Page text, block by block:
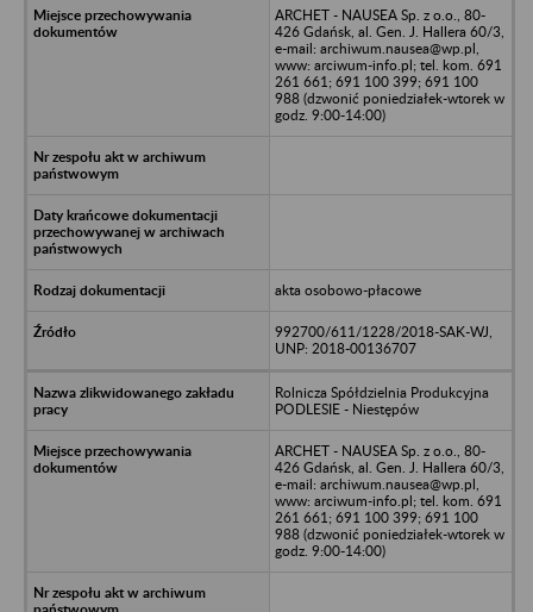
ARCHET - NAUSEA Sp. z o.o., 80-
426 Gdańsk, al. Gen. J. Hallera 60/3,
e-mail: archiwum.nausea@wp.pl,
www: arciwum-info.pl; tel. kom. 691
261 661; 691 100 399; 691 100
988 (dzwonić poniedziałek-wtorek w
godz. 9:00-14:00)
akta osobowo-płacowe
992700/611/1228/2018-SAK-WJ,
UNP: 2018-00136707
Rolnicza Spółdzielnia Produkcyjna
PODLESIE - Niestępów
ARCHET - NAUSEA Sp. z o.o., 80-
426 Gdańsk, al. Gen. J. Hallera 60/3,
e-mail: archiwum.nausea@wp.pl,
www: arciwum-info.pl; tel. kom. 691
261 661; 691 100 399; 691 100
988 (dzwonić poniedziałek-wtorek w
godz. 9:00-14:00)